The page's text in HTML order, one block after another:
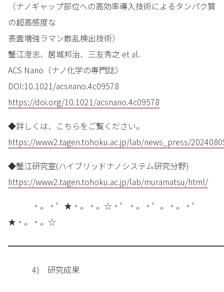
（ナノギャップ部位への高効率導入技術によるタンパク質
の超高感度な
表面増強ラマン散乱検出技術）
蟹江澄志、居城邦治、三友秀之 et al.
ACS Nano（ナノ化学の専門誌）
DOI:10.1021/acsnano.4c09578
https://doi.org/10.1021/acsnano.4c09578
◆詳しくは、こちらをご覧ください。
https://www2.tagen.tohoku.ac.jp/lab/news_press/
◆蟹江研究室(ハイブリッドナノシステム研究分野)
https://www2.tagen.tohoku.ac.jp/lab/muramatsu/html/
・。・゜★・。・。☆・゜・。・゜。・。・゜
★・。・。☆
4) 研究成果